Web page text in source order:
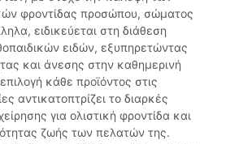
φροντίδας προσώπου, σώματος
ειδικεύεται στη διάθεση
ειδών, εξυπηρετώντας
και άνεσης στην καθημερινή
κάθε προϊόντος στις
αντικατοπτρίζει το διαρκές
για ολιστική φροντίδα και
ζωής των πελατών της.